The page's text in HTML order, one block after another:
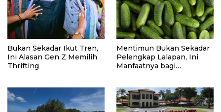
Bukan Sekadar Ikut Tren,
Ini Alasan Gen Z Memilih
Thrifting
Mentimun Bukan Sekadar
Pelengkap Lalapan, Ini
Manfaatnya bagi